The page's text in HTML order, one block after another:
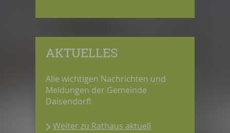
AKTUELLES
Alle wichtigen Nachrichten und
Meldungen der Gemeinde
Daisendorf!
Weiter zu Rathaus aktuell